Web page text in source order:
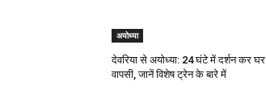
अयोध्या
देवरिया से अयोध्या: 24 घंटे में दर्शन कर घर
वापसी, जानें विशेष ट्रेन के बारे में